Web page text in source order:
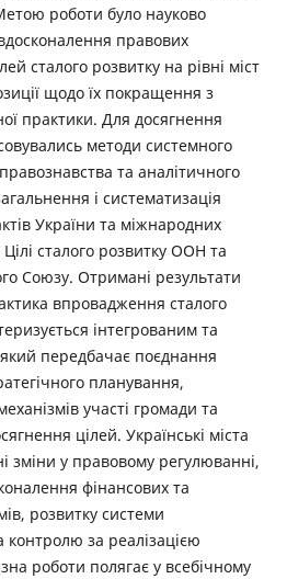
роботи було науково
правових
сталого розвитку на рівні міст
щодо їх покращення з
практики. Для досягнення
методи системного
та аналітичного
і систематизація
України та міжнародних
сталого розвитку ООН та
Союзу. Отримані результати
впровадження сталого
інтегрованим та
передбачає поєднання
планування,
участі громади та
цілей. Українські міста
зміни у правовому регулюванні,
фінансових та
розвитку системи
контролю за реалізацією
роботи полягає у всебічному